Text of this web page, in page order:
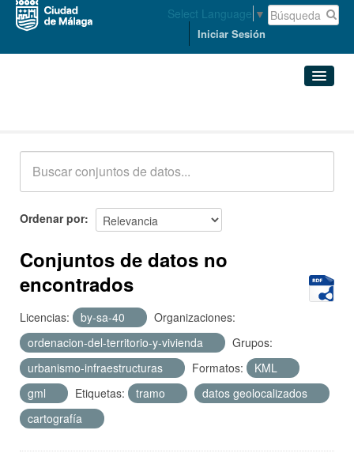
Select Language ▼
Iniciar Sesión
Acerca de
Ordenar por
Conjuntos de datos no
encontrados
Licencias: by-sa-40
Organizaciones:
ordenacion-del-territorio-y-vivienda
Grupos:
urbanismo-infraestructuras
Formatos:
KML
gml
Etiquetas: tramo
datos geolocalizados
cartografía